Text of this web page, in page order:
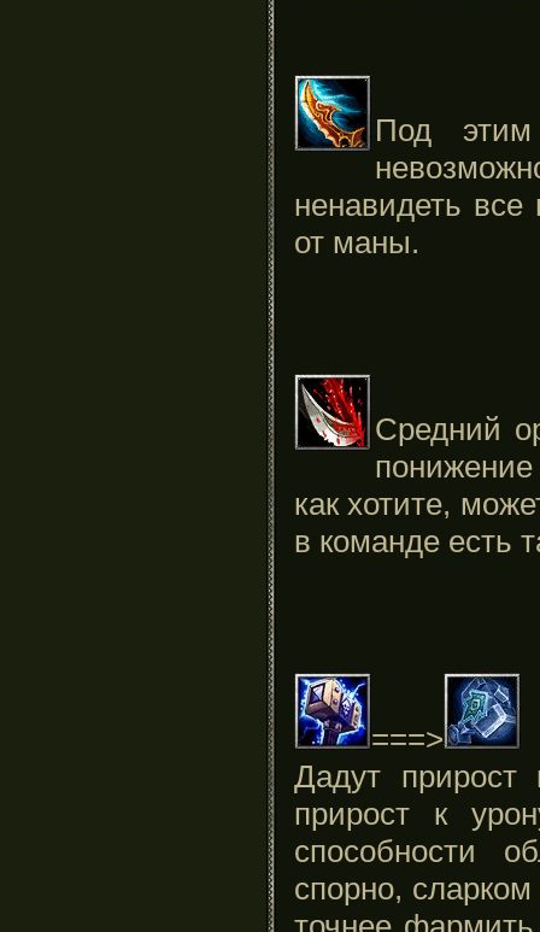
Под
ненавидеть
от маны.
Средний
как хотите,
в команде есть
===>
Дадут прирост
прирост к
способности
спорно,